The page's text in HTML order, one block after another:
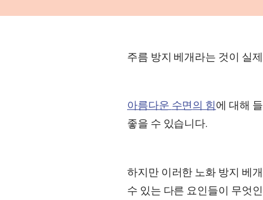
주름 방지 베개라는 것이 실
아름다운 수면의 힘에 대해
좋을 수 있습니다.
하지만 이러한 노화 방지 베
수 있는 다른 요인들이 무엇